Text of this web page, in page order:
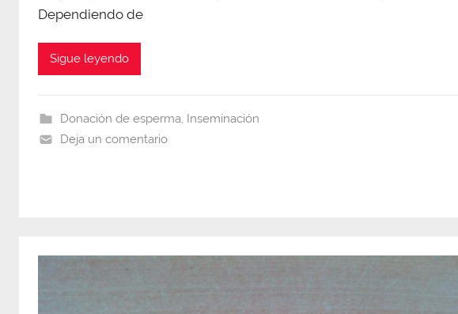
Dependiendo de
Sigue leyendo
Donación de esperma, Inseminación
Deja un comentario